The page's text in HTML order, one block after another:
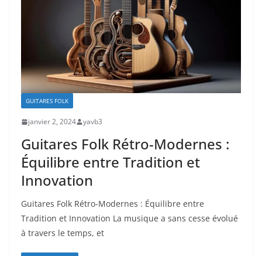
GUITARES FOLK
janvier 2, 2024 yavb3
Guitares Folk Rétro-Modernes :
Équilibre entre Tradition et
Innovation
Guitares⁢ Folk Rétro-Modernes : Équilibre entre‌
Tradition⁣ et Innovation La musique a sans cesse⁣ évolué
à⁢ travers le temps,⁣ et